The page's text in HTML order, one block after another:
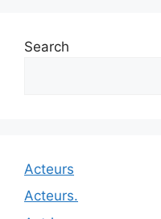
Search
Acteurs
Acteurs.